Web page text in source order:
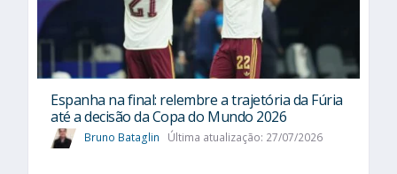
Espanha na final: relembre a trajetória da Fúria
até a decisão da Copa do Mundo 2026
Bruno Bataglin Última atualização: 27/07/2026